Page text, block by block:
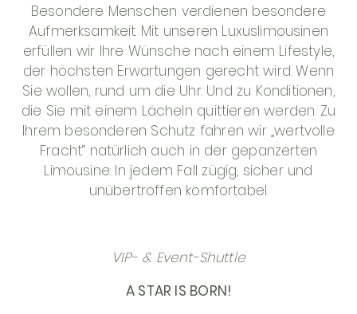
Besondere Menschen verdienen besondere
Aufmerksamkeit. Mit unseren Luxuslimousinen
erfüllen wir Ihre Wünsche nach einem Lifestyle,
der höchsten Erwartungen gerecht wird. Wenn
Sie wollen, rund um die Uhr. Und zu Konditionen,
die Sie mit einem Lächeln quittieren werden. Zu
Ihrem besonderen Schutz fahren wir „wertvolle
Fracht“ natürlich auch in der gepanzerten
Limousine: In jedem Fall zügig, sicher und
unübertroffen komfortabel.
VIP- & Event-Shuttle
A STAR IS BORN!